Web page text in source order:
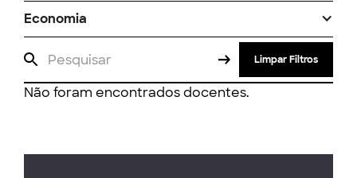
Economia
Limpar Filtros
Não foram encontrados docentes.